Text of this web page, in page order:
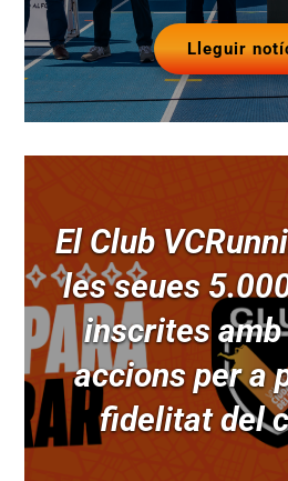
Lleguir
El Club
les seues
inscrites
accions per a
fidelitat del